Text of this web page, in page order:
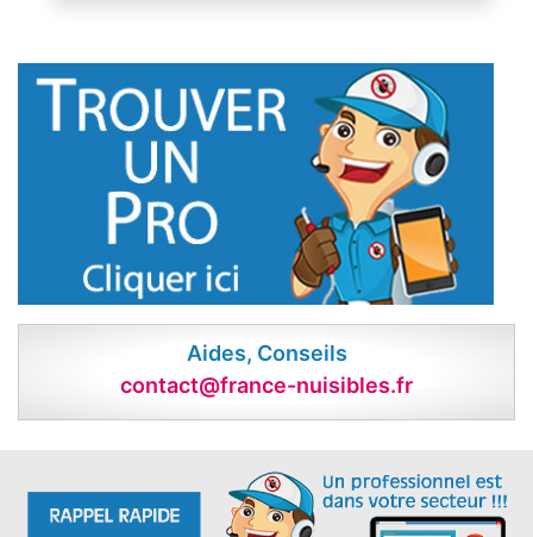
Aides, Conseils
contact@france-nuisibles.fr